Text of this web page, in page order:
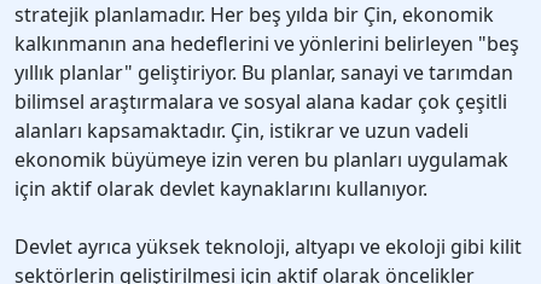
stratejik planlamadır. Her beş yılda bir Çin, ekonomik
kalkınmanın ana hedeflerini ve yönlerini belirleyen "beş
yıllık planlar" geliştiriyor. Bu planlar, sanayi ve tarımdan
bilimsel araştırmalara ve sosyal alana kadar çok çeşitli
alanları kapsamaktadır. Çin, istikrar ve uzun vadeli
ekonomik büyümeye izin veren bu planları uygulamak
için aktif olarak devlet kaynaklarını kullanıyor.
Devlet ayrıca yüksek teknoloji, altyapı ve ekoloji gibi kilit
sektörlerin geliştirilmesi için aktif olarak öncelikler